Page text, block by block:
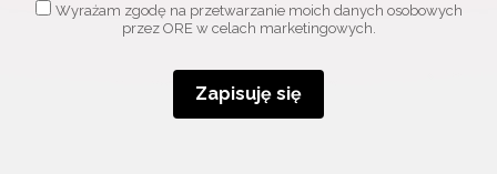
Wyrażam zgodę na przetwarzanie moich danych osobowych
przez ORE w celach marketingowych.
Zapisuję się